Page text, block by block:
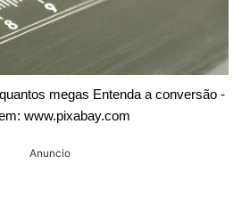
megas Entenda a conversão -
www.pixabay.com
Anuncio